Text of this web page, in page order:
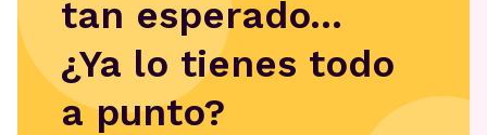
tan esperado...
¿Ya lo tienes todo
a punto?